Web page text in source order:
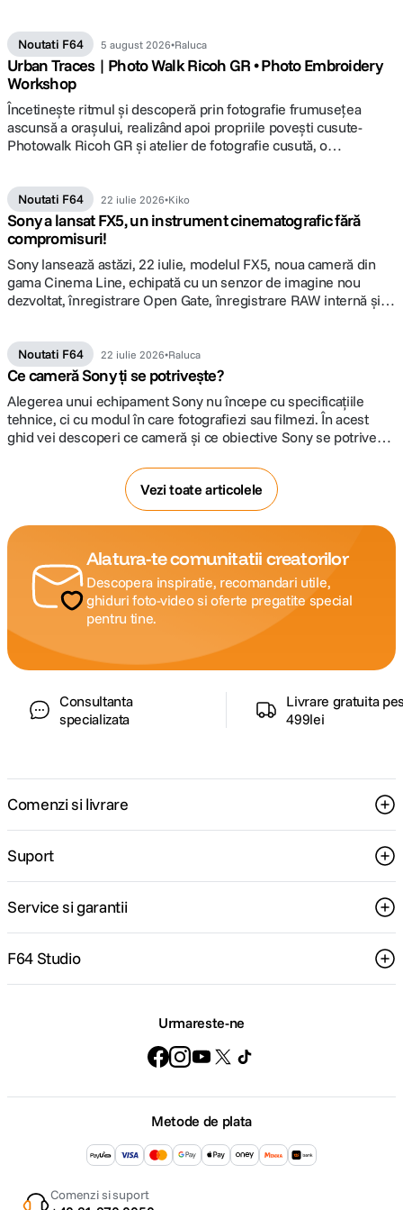
Noutati F64 5 august 2026 Raluca
Urban Traces | Photo Walk Ricoh GR • Photo Embroidery
Workshop
Încetineşte ritmul şi descoperă prin fotografie frumuseţea
ascunsă a oraşului, realizând apoi propriile poveşti cusute-
Photowalk Ricoh GR şi atelier de fotografie cusută, o
Noutati F64 22 iulie 2026 Kiko
Sony a lansat FX5, un instrument cinematografic fără
compromisuri!
Sony lansează astăzi, 22 iulie, modelul FX5, noua cameră din
gama Cinema Line, echipată cu un senzor de imagine nou
dezvoltat, înregistrare Open Gate, înregistrare RAW internă și
Noutati F64 22 iulie 2026 Raluca
Ce cameră Sony ți se potrivește?
Alegerea unui echipament Sony nu începe cu specificațiile
tehnice, ci cu modul în care fotografiezi sau filmezi. În acest
ghid vei descoperi ce cameră și ce obiective Sony se potrivesc
trecerea la un sistem full-frame sau cauți o soluție dedicată
Vezi toate articolele
Alatura-te comunitatii creatorilor
Descopera inspiratie, recomandari utile,
ghiduri foto-video si oferte pregatite special
pentru tine.
Consultanta
specializata
Livrare gratuita
499lei
Comenzi si livrare
Suport
Service si garantii
F64 Studio
Urmareste-ne
Metode de plata
Comenzi si suport